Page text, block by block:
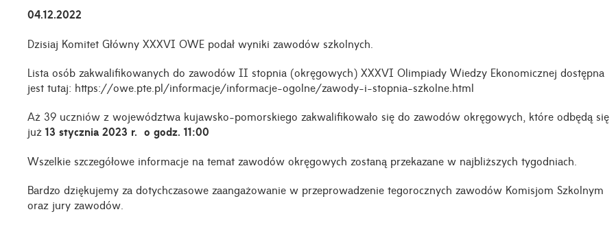
04.12.2022
Dzisiaj Komitet Główny XXXVI OWE podał wyniki zawodów szkolnych.
Lista osób zakwalifikowanych do zawodów II stopnia (okręgowych) XXXVI Olimpiady Wiedzy Ekonomicznej dostępna
jest tutaj: https://owe.pte.pl/informacje/informacje-ogolne/zawody-i-stopnia-szkolne.html
Aż 39 uczniów z województwa kujawsko-pomorskiego zakwalifikowało się do zawodów okręgowych, które odbędą się
już 13 stycznia 2023 r. o godz. 11:00
Wszelkie szczegółowe informacje na temat zawodów okręgowych zostaną przekazane w najbliższych tygodniach.
Bardzo dziękujemy za dotychczasowe zaangażowanie w przeprowadzenie tegorocznych zawodów Komisjom Szkolnym
oraz jury zawodów.